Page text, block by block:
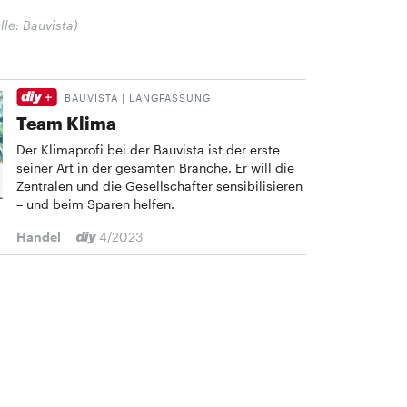
Bauvista)
BAUVISTA | LANGFASSUNG
Team Klima
Der Klimaprofi bei der Bauvista ist der erste
seiner Art in der gesamten Branche. Er will die
Zentralen und die Gesellschafter sensibilisieren
– und beim Sparen helfen.
Handel 4/2023